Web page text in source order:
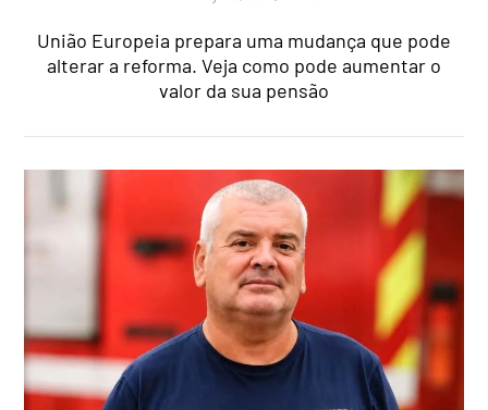
União Europeia prepara uma mudança que pode
alterar a reforma. Veja como pode aumentar o
valor da sua pensão